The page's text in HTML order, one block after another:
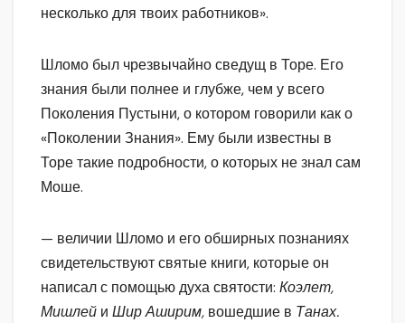
несколько для твоих работников».
Шломо был чрезвычайно сведущ в Торе. Его
знания были полнее и глубже, чем у всего
Поколения Пустыни, о котором говорили как о
«Поколении Знания». Ему были известны в
Торе такие подробности, о которых не знал сам
Моше.
— величии Шломо и его обширных познаниях
свидетельствуют святые книги, которые он
написал с помощью духа святости: Коэлет,
Мишлей и Шир Аширим, вошедшие в Танах.